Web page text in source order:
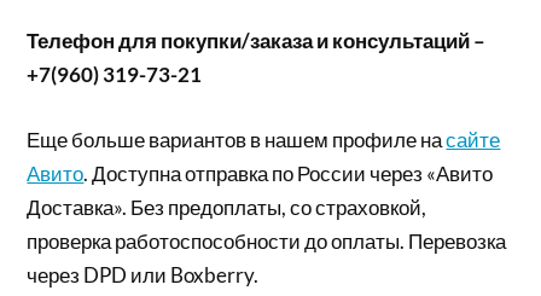
Телефон для покупки/заказа и консультаций –
+7(960) 319-73-21
Еще больше вариантов в нашем профиле насайте
Авито. Доступна отправка по России через «Авито
Доставка». Без предоплаты, со страховкой,
проверка работоспособности до оплаты. Перевозка
через DPD или Boxberry.